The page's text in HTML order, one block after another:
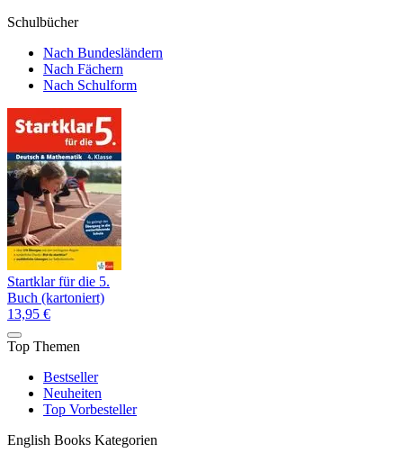
Schulbücher
Nach Bundesländern
Nach Fächern
Nach Schulform
Startklar für die 5.
Buch (kartoniert)
13,95 €
Top Themen
Bestseller
Neuheiten
Top Vorbesteller
English Books Kategorien